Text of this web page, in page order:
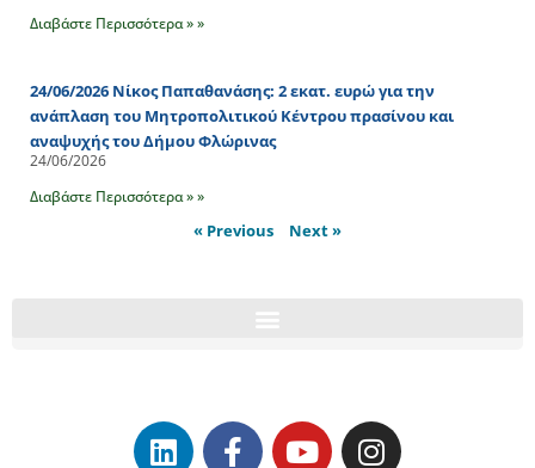
Διαβάστε Περισσότερα » »
24/06/2026 Νίκος Παπαθανάσης: 2 εκατ. ευρώ για την
ανάπλαση του Μητροπολιτικού Κέντρου πρασίνου και
αναψυχής του Δήμου Φλώρινας
24/06/2026
Διαβάστε Περισσότερα » »
« Previous Next »